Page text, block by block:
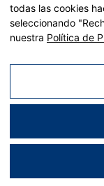
Plan de
Recuperación y
2021/241 del
Aviso legal|Política de
|
todas las cookies
seleccionando
nuestra Política de